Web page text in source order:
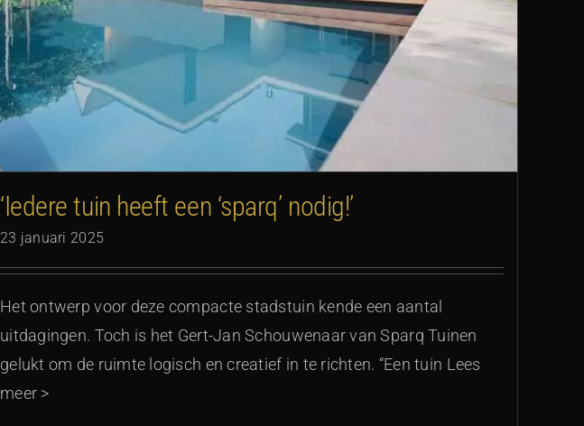
‘Iedere tuin heeft een ‘sparq’ nodig!’
23 januari 2025
Het ontwerp voor deze compacte stadstuin kende een aantal
uitdagingen. Toch is het Gert-Jan Schouwenaar van Sparq Tuinen
gelukt om de ruimte logisch en creatief in te richten. “Een tuin Lees
meer >